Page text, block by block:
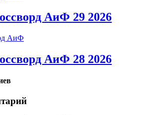
АиФ 29 2026
АиФ 28 2026